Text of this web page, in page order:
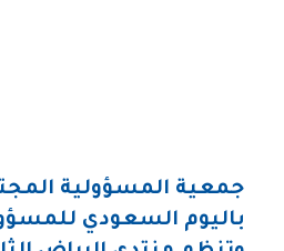
جمعية المسؤولية
باليوم السعودي